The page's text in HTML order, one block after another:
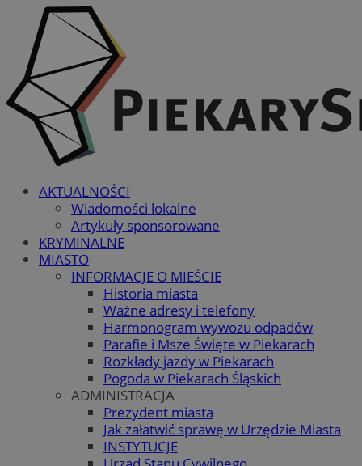
AKTUALNOŚCI
Wiadomości lokalne
Artykuły sponsorowane
KRYMINALNE
MIASTO
INFORMACJE O MIEŚCIE
Historia miasta
Ważne adresy i telefony
Harmonogram wywozu odpadów
Parafie i Msze Święte w Piekarach
Rozkłady jazdy w Piekarach
Pogoda w Piekarach Śląskich
ADMINISTRACJA
Prezydent miasta
Jak załatwić sprawę w Urzędzie Miasta
INSTYTUCJE